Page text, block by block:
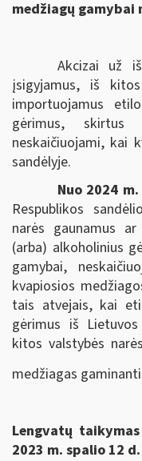
medžiagų gamybai
Akcizai už
įsigyjamus, iš
importuojamus
gėrimus, skirtus
neskaičiuojami, kai
sandėlyje.
Nuo 2024
Respublikos
narės gaunamus
(arba) alkoholinius
gamybai,
kvapiosios
tais atvejais, kai
gėrimus iš
kitos valstybės
medžiagas
Lengvatų
2023 m. spalio 12 d.